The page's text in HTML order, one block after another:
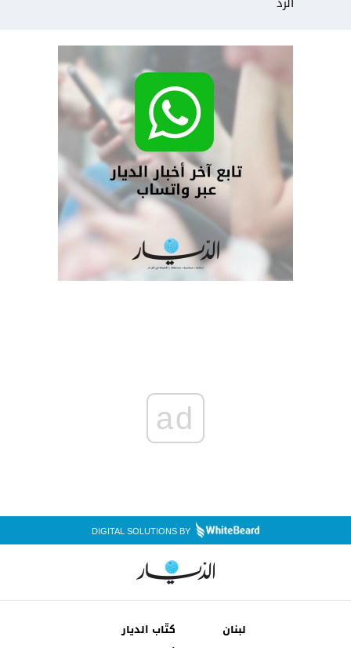
ad
DIGITAL SOLUTIONS BY
لبنان
كتّاب الديار